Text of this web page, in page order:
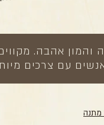
אהבה.
עם צרכים
מתנה